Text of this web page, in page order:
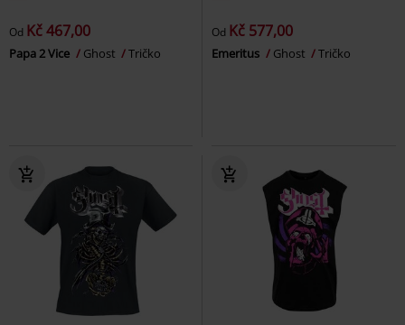
Od Kč 467,00
Papa 2 Vice Ghost Tričko
Od Kč 577,00
Emeritus Ghost Tričko